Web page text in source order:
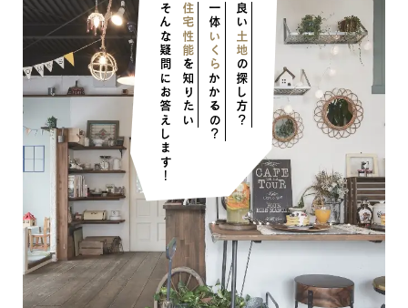
住宅性能
を知りたい
一体
いくら
かかるの？
良い
土地
の探し方？
そんな疑問にお答えします！